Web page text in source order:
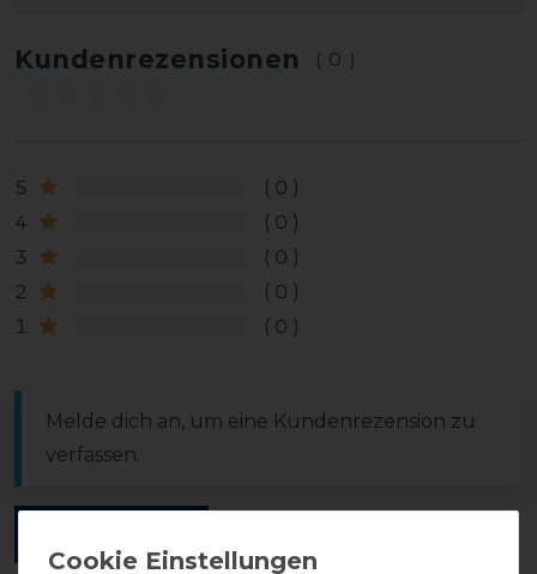
Kundenrezensionen (0)
5
0
4
0
3
0
2
0
1
0
Melde dich an, um eine Kundenrezension zu
verfassen.